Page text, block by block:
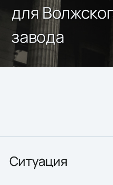
для
завода
Ситуация